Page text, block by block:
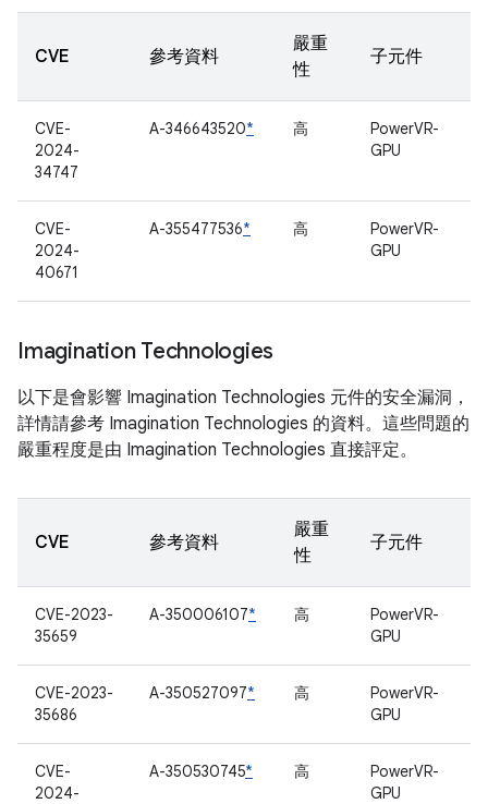
CVE 參考資料
嚴重
性
子元件
CVE-
2024-
34747
A-346643520* 高
PowerVR-
GPU
CVE-
2024-
40671
A-355477536* 高
PowerVR-
GPU
Imagination Technologies
以下是會影響 Imagination Technologies 元件的安全漏洞，
詳情請參考 Imagination Technologies 的資料。這些問題的
嚴重程度是由 Imagination Technologies 直接評定。
CVE 參考資料
嚴重
性
子元件
CVE-2023-
35659
A-350006107* 高
PowerVR-
GPU
CVE-2023-
35686
A-350527097* 高
PowerVR-
GPU
CVE-
2024-
A-350530745* 高
PowerVR-
GPU